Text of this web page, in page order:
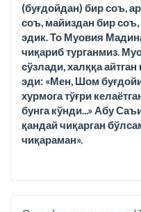
(буғдойдан) бир соъ,
соъ, майиздан бир
эдик. То Муовия
чиқариб турганмиз.
сўзлади, халққа
эди: «Мен, Шом
хурмога тўғри
бунга кўнди...» Абу
қандай чиқарган
чиқараман».